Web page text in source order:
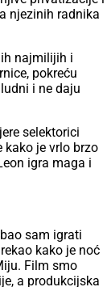
njezinih radnika
najmilijih i
pokreću
i ne daju
selektorici
kako je vrlo brzo
igra maga i
sam igrati
kako je noć
Film smo
a produkcijska